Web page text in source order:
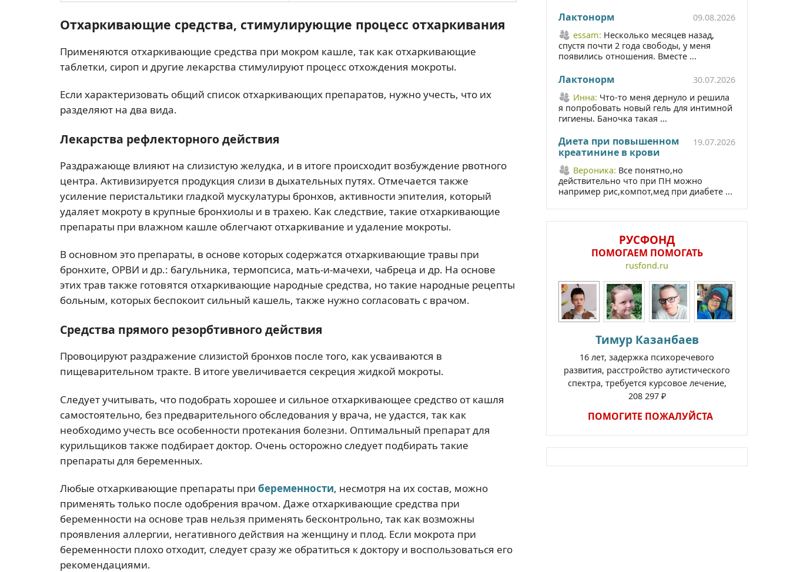
Отхаркивающие средства, стимулирующие процесс отхаркивания
Применяются отхаркивающие средства при мокром кашле, так как отхаркивающие
таблетки, сироп и другие лекарства стимулируют процесс отхождения мокроты.
Если характеризовать общий список отхаркивающих препаратов, нужно учесть, что их
разделяют на два вида.
Лекарства рефлекторного действия
Раздражающе влияют на слизистую желудка, и в итоге происходит возбуждение рвотного
центра. Активизируется продукция слизи в дыхательных путях. Отмечается также
усиление перистальтики гладкой мускулатуры бронхов, активности эпителия, который
удаляет мокроту в крупные бронхиолы и в трахею. Как следствие, такие отхаркивающие
препараты при влажном кашле облегчают отхаркивание и удаление мокроты.
В основном это препараты, в основе которых содержатся отхаркивающие травы при
бронхите, ОРВИ и др.: багульника, термопсиса, мать-и-мачехи, чабреца и др. На основе
этих трав также готовятся отхаркивающие народные средства, но такие народные рецепты
больным, которых беспокоит сильный кашель, также нужно согласовать с врачом.
Средства прямого резорбтивного действия
Провоцируют раздражение слизистой бронхов после того, как усваиваются в
пищеварительном тракте. В итоге увеличивается секреция жидкой мокроты.
Следует учитывать, что подобрать хорошее и сильное отхаркивающее средство от кашля
самостоятельно, без предварительного обследования у врача, не удастся, так как
необходимо учесть все особенности протекания болезни. Оптимальный препарат для
курильщиков также подбирает доктор. Очень осторожно следует подбирать такие
препараты для беременных.
Любые отхаркивающие препараты при беременности, несмотря на их состав, можно
применять только после одобрения врачом. Даже отхаркивающие средства при
беременности на основе трав нельзя применять бесконтрольно, так как возможны
проявления аллергии, негативного действия на женщину и плод. Если мокрота при
беременности плохо отходит, следует сразу же обратиться к доктору и воспользоваться его
рекомендациями.
Лактонорм
09.08.2026
essam: Несколько месяцев назад,
спустя почти 2 года свободы, у меня
появились отношения. Вместе ...
Лактонорм
30.07.2026
Инна: Что-то меня дернуло и решила
я попробовать новый гель для интимной
гигиены. Баночка такая ...
Диета при повышенном
креатинине в крови
19.07.2026
Вероника: Все понятно,но
действительно что при ПН можно
например рис,компот,мед при диабете ...
РУСФОНД
ПОМОГАЕМ ПОМОГАТЬ
rusfond.ru
Тимур Казанбаев
16 лет, задержка психоречевого
развития, расстройство аутистического
спектра, требуется курсовое лечение,
208 297 ₽
ПОМОГИТЕ ПОЖАЛУЙСТА